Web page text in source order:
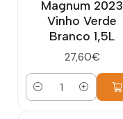
Magnum 2023
Vinho Verde
Branco 1,5L
27,60€
Cantidad